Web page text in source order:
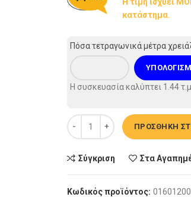
κατάστημα.
Πόσα τετραγωνικά μέτρα
Η συσκευασία καλύπτει 1.44
Πλακάκι δαπέδου - Dazzle
ΠΡΟΣΘΉΚΗ
Σύγκριση Στα
Κωδικός προϊόντος: